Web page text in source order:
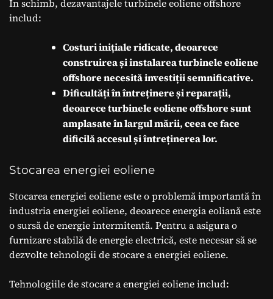
În schimb, dezavantajele turbinele eoliene offshore
includ:
Costuri inițiale ridicate, deoarece
construirea și instalarea turbinele eoliene
offshore necesită investiții semnificative.
Dificultăți în întreținere și reparații,
deoarece turbinele eoliene offshore sunt
amplasate în largul mării, ceea ce face
dificilă accesul și întreținerea lor.
Stocarea energiei eoliene
Stocarea energiei eoliene este o problemă importantă în
industria energiei eoliene, deoarece energia eoliană este
o sursă de energie intermitentă. Pentru a asigura o
furnizare stabilă de energie electrică, este necesar să se
dezvolte tehnologii de stocare a energiei eoliene.
Tehnologiile de stocare a energiei eoliene includ: